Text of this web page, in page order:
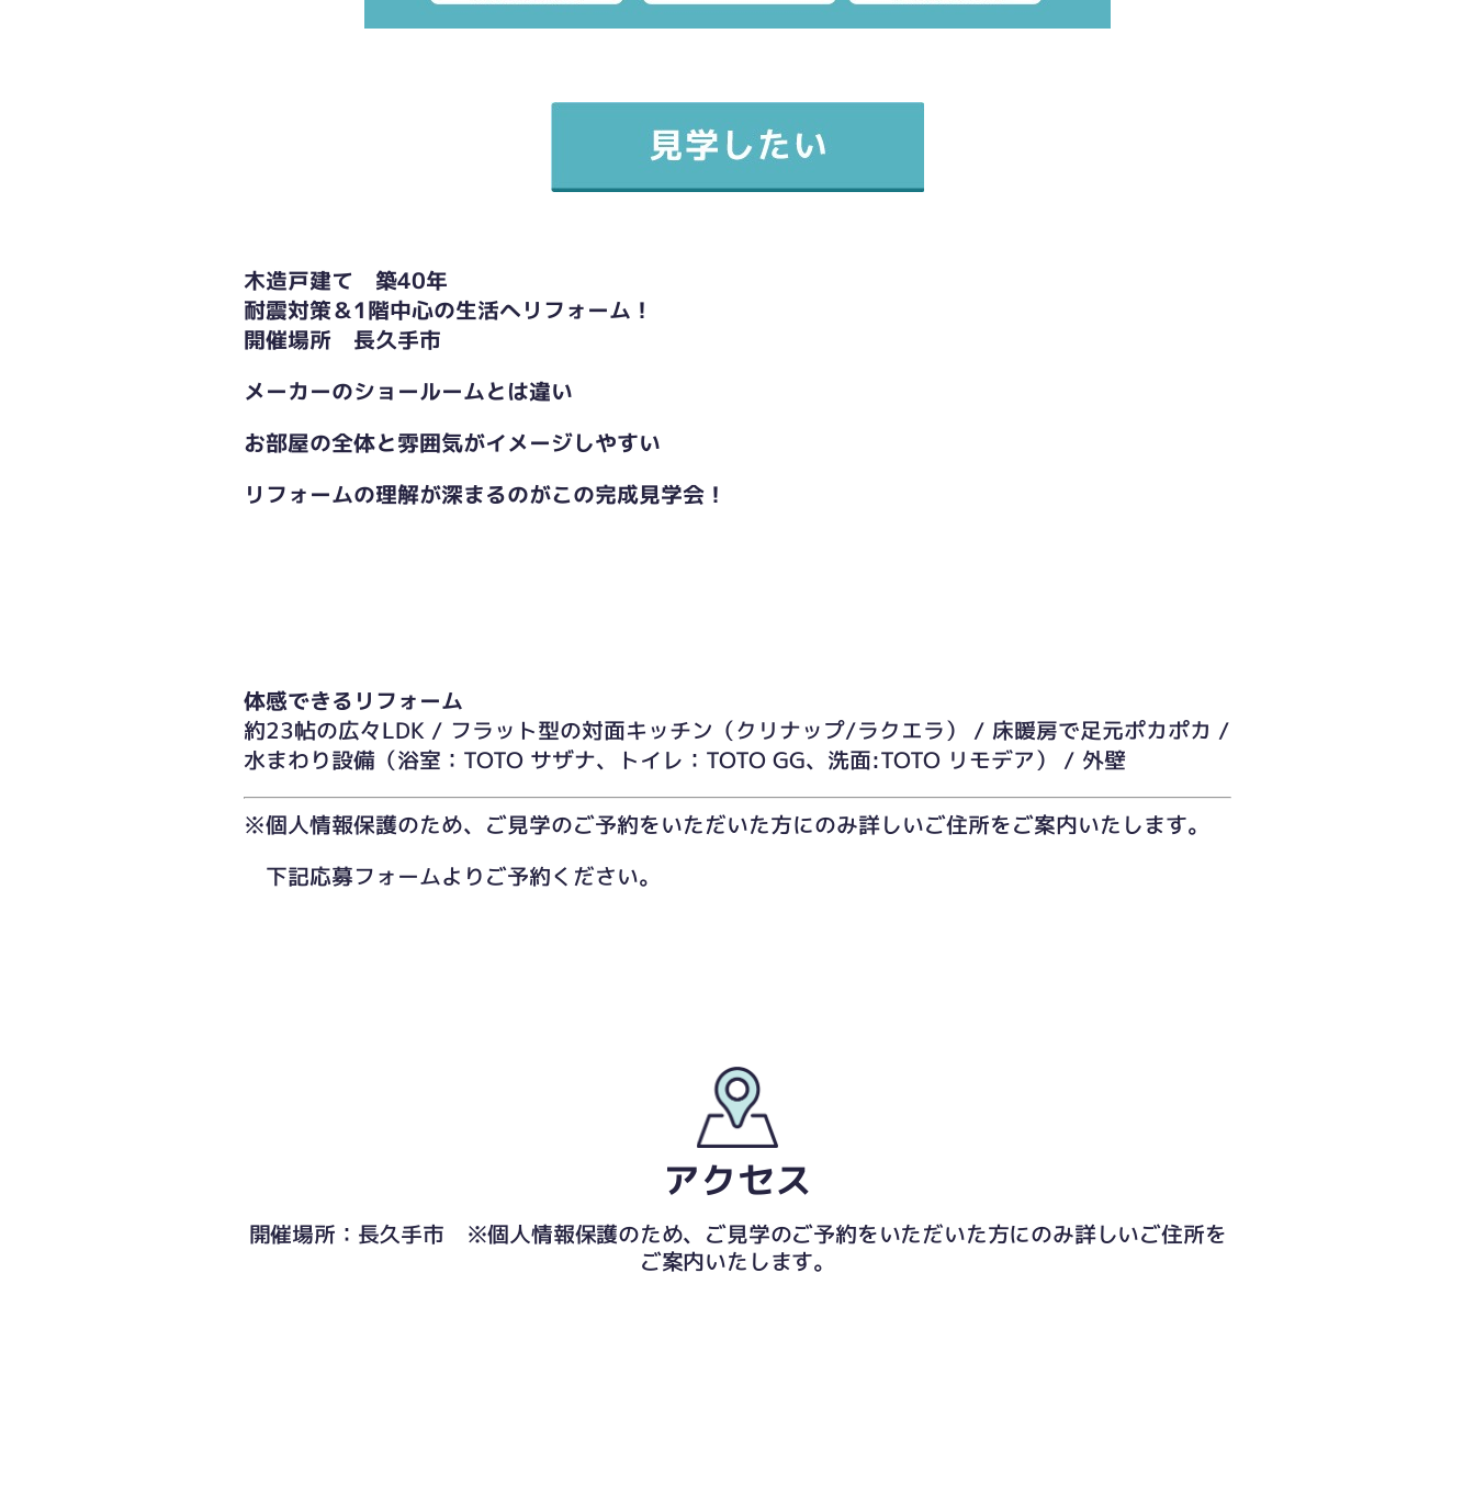
木造戸建て 築40年
耐震対策＆1階中心の生活へリフォーム！
開催場所 長久手市
メーカーのショールームとは違い
お部屋の全体と雰囲気がイメージしやすい
リフォームの理解が深まるのがこの完成見学会！
体感できるリフォーム
約23帖の広々LDK / フラット型の対面キッチン（クリナップ/ラクエラ） / 床暖房で足元ポカポカ /
水まわり設備（浴室：TOTO サザナ、トイレ：TOTO GG、洗面:TOTO リモデア） / 外壁
※個人情報保護のため、ご見学のご予約をいただいた方にのみ詳しいご住所をご案内いたします。
下記応募フォームよりご予約ください。
アクセス
開催場所：長久手市 ※個人情報保護のため、ご見学のご予約をいただいた方にのみ詳しいご住所を
ご案内いたします。